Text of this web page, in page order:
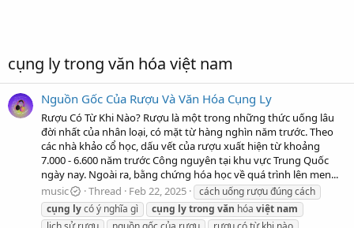
cụng ly trong văn hóa việt nam
Nguồn Gốc Của Rượu Và Văn Hóa Cụng Ly
Rượu Có Từ Khi Nào? Rượu là một trong những thức uống lâu
đời nhất của nhân loại, có mặt từ hàng nghìn năm trước. Theo
các nhà khảo cổ học, dấu vết của rượu xuất hiện từ khoảng
7.000 - 6.600 năm trước Công nguyên tại khu vực Trung Quốc
ngày nay. Ngoài ra, bằng chứng hóa học về quá trình lên men...
music
Thread Feb 22, 2025
cách uống rượu đúng cách
cụng lycó ý nghĩa gì cụng lytrong văn hóa việt nam